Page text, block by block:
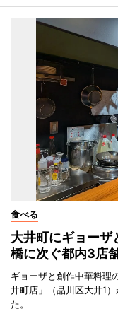
食べる
大井町にギョー
橋に次ぐ都内3店
ギョーザと創作中華料理
井町店」（品川区大井1
た。